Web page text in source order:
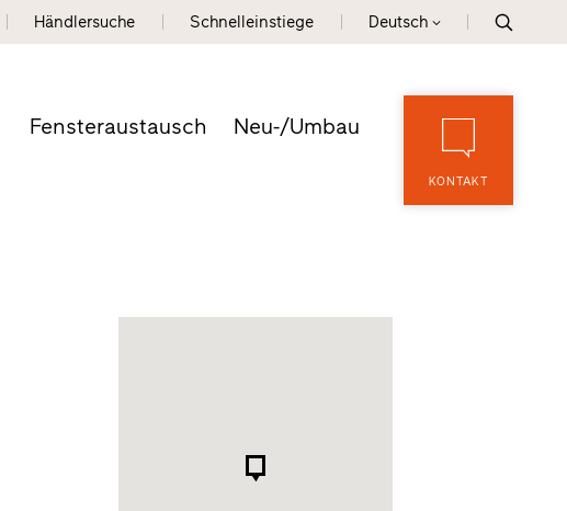
Händlersuche Schnelleinstiege Deutsch
Fensteraustausch Neu-/Umbau
KONTAKT